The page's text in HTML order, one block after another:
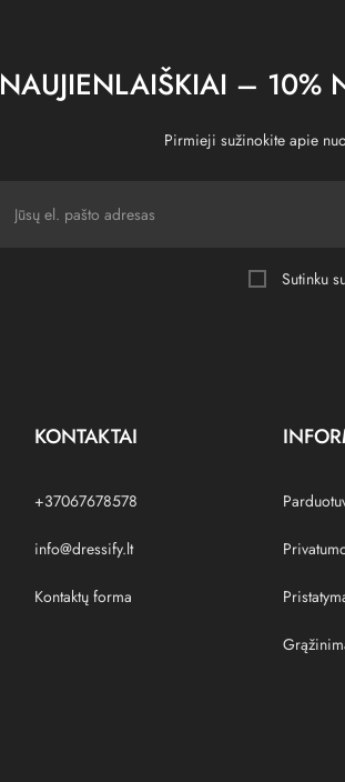
NAUJIENLAIŠKIAI – 10%
Pirmieji sužinokite apie
Sutinku
KONTAKTAI
+37067678578
info@dressify.lt
Kontaktų forma